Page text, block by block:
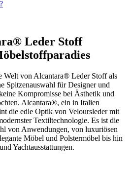
Leder Stoff
Welt von Alcantara® Leder Stoff als
Spitzenauswahl für Designer und
Kompromisse bei Ästhetik und
Alcantara®, ein in Italien
die edle Optik von Veloursleder mit
Textiltechnologie. Es ist die
von Anwendungen, von luxuriösen
Möbel und Polstermöbel bis hin
Yachtausstattungen.